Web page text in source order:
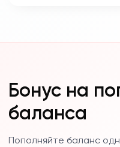
Бонус на
баланса
Пополняйте баланс